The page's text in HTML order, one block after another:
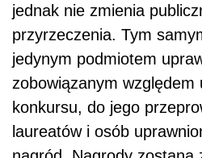
jednak nie zmienia
przyrzeczenia. Tym
jedynym podmiotem
zobowiązanym względem
konkursu, do jego
laureatów i osób